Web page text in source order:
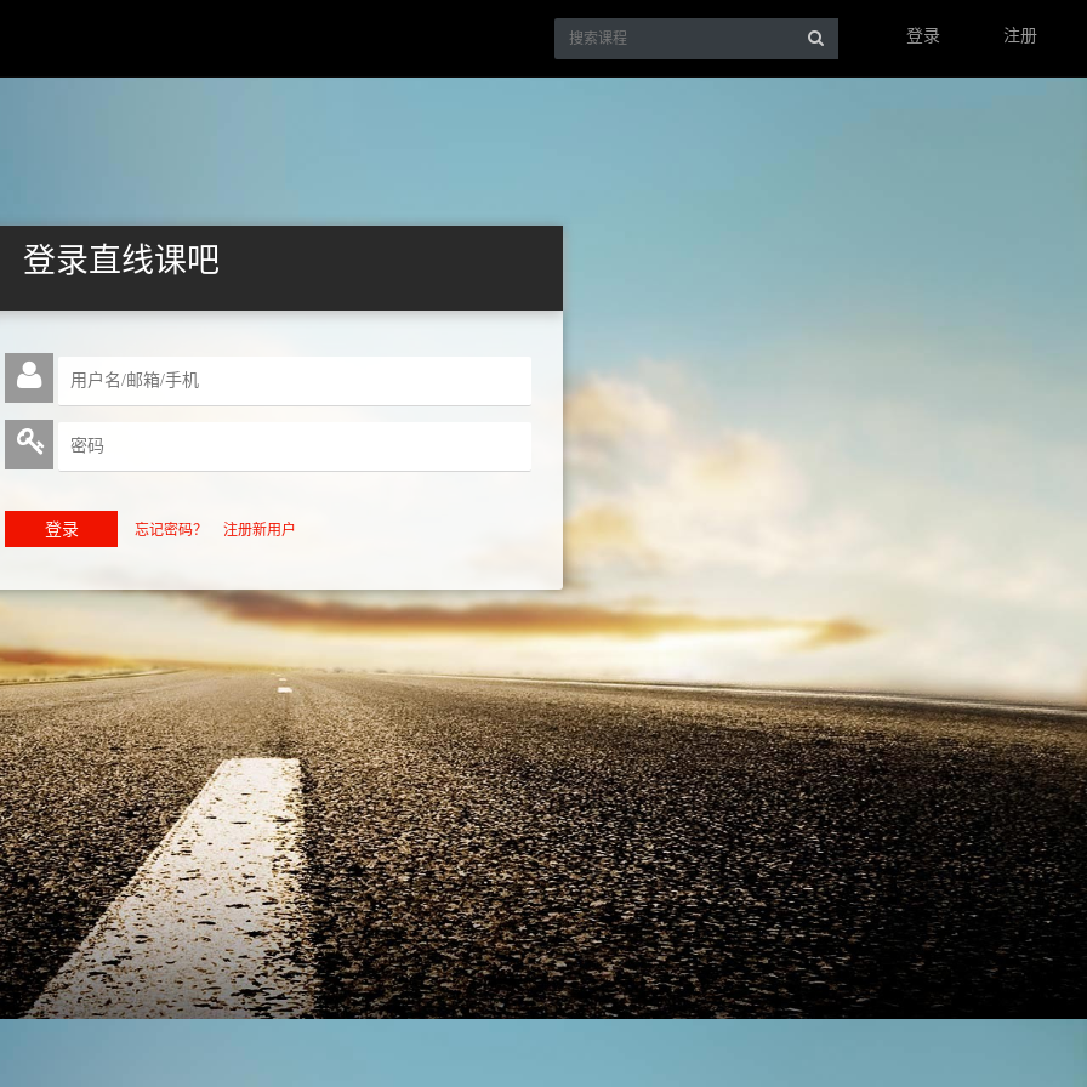
登录 注册
登录直线课吧
忘记密码？ 注册新用户